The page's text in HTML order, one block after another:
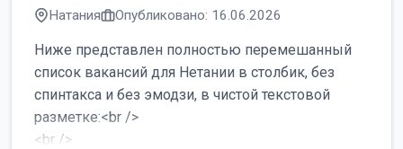
Натания Опубликовано: 16.06.2026
Ниже представлен полностью перемешанный
список вакансий для Нетании в столбик, без
спинтакса и без эмодзи, в чистой текстовой
разметке:<br />
<br />